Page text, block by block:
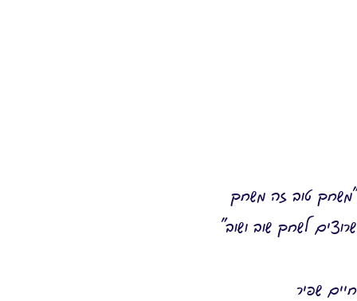
"משחק טוב זה משחק
שרוצים לשחק שוב ושוב"
חיים שפיר